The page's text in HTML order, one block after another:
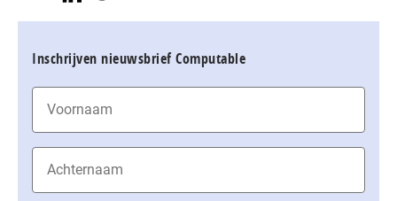
Inschrijven nieuwsbrief Computable